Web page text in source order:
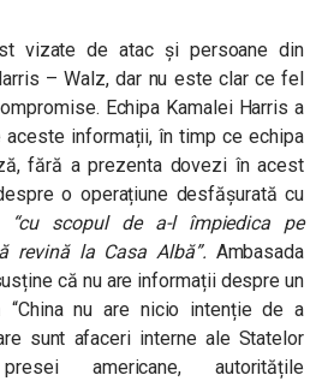
vizate de atac și persoane din
– Walz, dar nu este clar ce fel
Echipa Kamalei Harris a
informații, în timp ce echipa
fără a prezenta dovezi în acest
o operațiune desfășurată cu
“cu scopul de a-l împiedica pe
revină la Casa Albă”. Ambasada
că nu are informații despre un
“China nu are nicio intenție de a
sunt afaceri interne ale Statelor
americane, autoritățile